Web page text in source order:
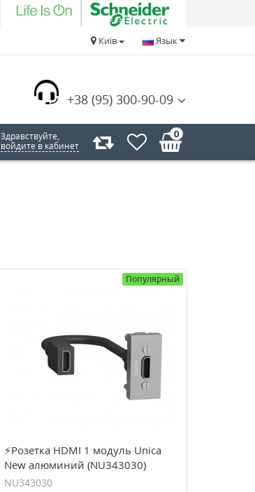
Язык
Київ
+38 (95) 300-90-09
Здравствуйте,
войдите в кабинет
0
Популярный
⚡Розетка HDMI 1 модуль Unica
New алюминий (NU343030)
NU343030